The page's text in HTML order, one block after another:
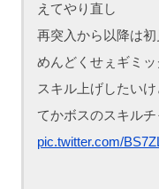
えてやり直し
再突入から以降は
めんどくせぇギミ
スキル上げしたい
てかボスのスキル
pic.twitter.com/